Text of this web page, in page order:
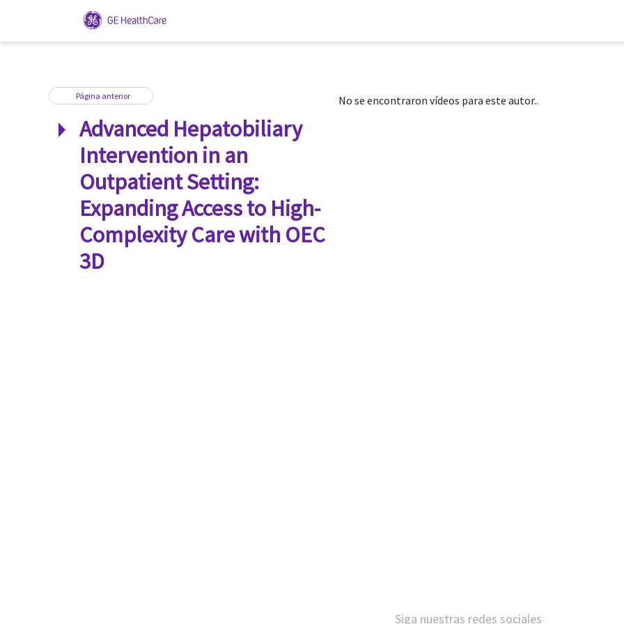
Página anterior
0 VÍDEOS
Advanced Hepatobiliary
Intervention in an
Outpatient Setting:
Expanding Access to High-
Complexity Care with OEC
3D
No se encontraron vídeos para este autor..
Siga nuestras redes sociales